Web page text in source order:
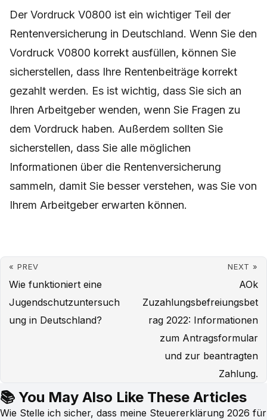
Der Vordruck V0800 ist ein wichtiger Teil der
Rentenversicherung in Deutschland. Wenn Sie den
Vordruck V0800 korrekt ausfüllen, können Sie
sicherstellen, dass Ihre Rentenbeiträge korrekt
gezahlt werden. Es ist wichtig, dass Sie sich an
Ihren Arbeitgeber wenden, wenn Sie Fragen zu
dem Vordruck haben. Außerdem sollten Sie
sicherstellen, dass Sie alle möglichen
Informationen über die Rentenversicherung
sammeln, damit Sie besser verstehen, was Sie von
Ihrem Arbeitgeber erwarten können.
« PREV
Wie funktioniert eine
Jugendschutzuntersuch
ung in Deutschland?
NEXT »
AOk
Zuzahlungsbefreiungsbet
rag 2022: Informationen
zum Antragsformular
und zur beantragten
Zahlung.
📚 You May Also Like These Articles
Wie Stelle ich sicher, dass meine Steuererklärung 2026 für